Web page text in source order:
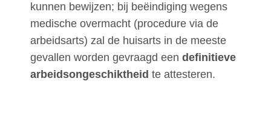
kunnen bewijzen; bij beëindiging wegens
medische overmacht (procedure via de
arbeidsarts) zal de huisarts in de meeste
gevallen worden gevraagd eendefinitieve
arbeidsongeschiktheid te attesteren.